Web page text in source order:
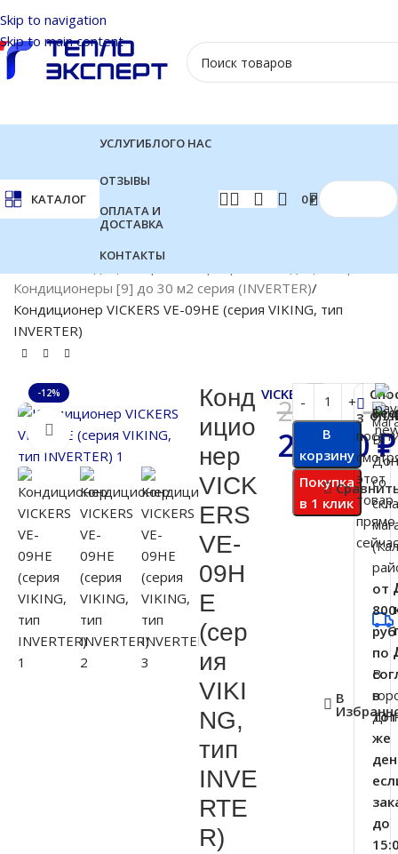
Skip to navigation
Skip to main content
КАТАЛОГ
УСЛУГИБЛОГО НАС
ОТЗЫВЫ
ОПЛАТА И
ДОСТАВКА
КОНТАКТЫ
0₽
Кондиционеры [9] до 30 м2 серия (INVERTER)
Кондиционер VICKERS VE-09HE (серия VIKING, тип
INVERTER)
-12%
Нажмите, чтобы увеличить
Конд
ицио
нер
VICK
ERS
VE-
09H
E
(сер
ия
VIKI
NG,
тип
INVE
RTE
R)
VICKERS
29 500₽
26 000₽
В
корзину
Покупка
в 1 клик
В
3
этот
товар
прямо
В
со
В
от
800
руб
по
в
тот
же
до